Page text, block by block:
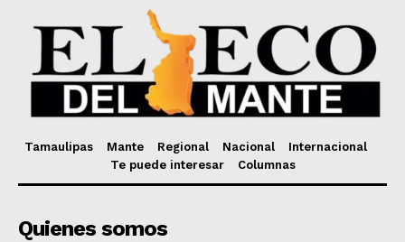
Tamaulipas Mante Regional Nacional
Internacional
Te puede interesar
Columnas
Quienes somos